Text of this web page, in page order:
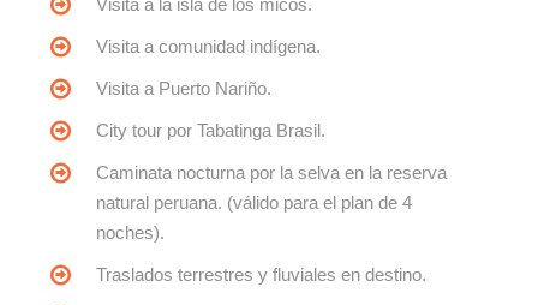
Visita a la isla de los micos.
Visita a comunidad indígena.
Visita a Puerto Nariño.
City tour por Tabatinga Brasil.
Caminata nocturna por la selva en la reserva
natural peruana. (válido para el plan de 4
noches).
Traslados terrestres y fluviales en destino.